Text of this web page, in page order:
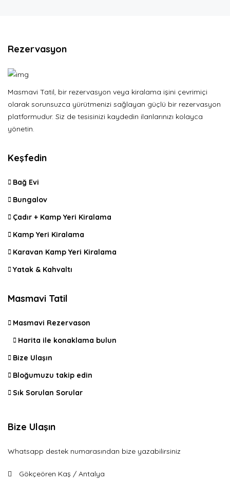
Rezervasyon
Masmavi Tatil, bir rezervasyon veya kiralama işini çevrimiçi
olarak sorunsuzca yürütmenizi sağlayan güçlü bir rezervasyon
platformudur. Siz de tesisinizi kaydedin ilanlarınızı kolayca
yönetin.
Keşfedin
Bağ Evi
Bungalov
Çadır + Kamp Yeri Kiralama
Kamp Yeri Kiralama
Karavan Kamp Yeri Kiralama
Yatak & Kahvaltı
Masmavi Tatil
Masmavi Rezervason
Harita ile konaklama bulun
Bize Ulaşın
Bloğumuzu takip edin
Sık Sorulan Sorular
Bize Ulaşın
Whatsapp destek numarasından bize yazabilirsiniz
Gökçeören Kaş / Antalya